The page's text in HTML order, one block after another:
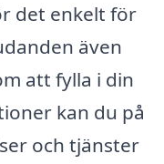
det enkelt för
även
att fylla i din
kan du på
och tjänster